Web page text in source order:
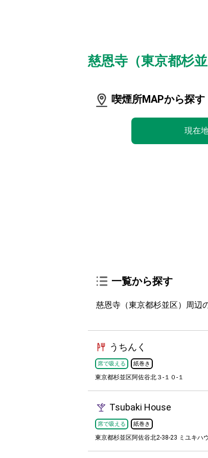
慈恩寺（東京都杉
喫煙所MAPから探す
現在
一覧から探す
慈恩寺（東京都杉並区）周辺
うちんく
席で吸える 紙巻き
東京都杉並区阿佐谷北３-１０-１
Tsubaki House
席で吸える 紙巻き
東京都杉並区阿佐谷北2-38-23 ミユキハ